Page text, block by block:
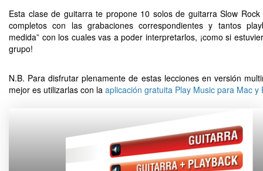
Esta clase de guitarra te propone 10 solos de guitarra Slow Rock
completos con las grabaciones correspondientes y tantos
medida” con los cuales vas a poder interpretarlos, ¡como si
grupo!
N.B. Para disfrutar plenamente de estas lecciones en versión
mejor es utilizarlas con la aplicación gratuita Play Music para Mac y